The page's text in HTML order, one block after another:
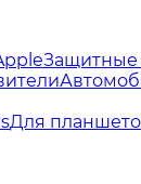
Защитные
Для